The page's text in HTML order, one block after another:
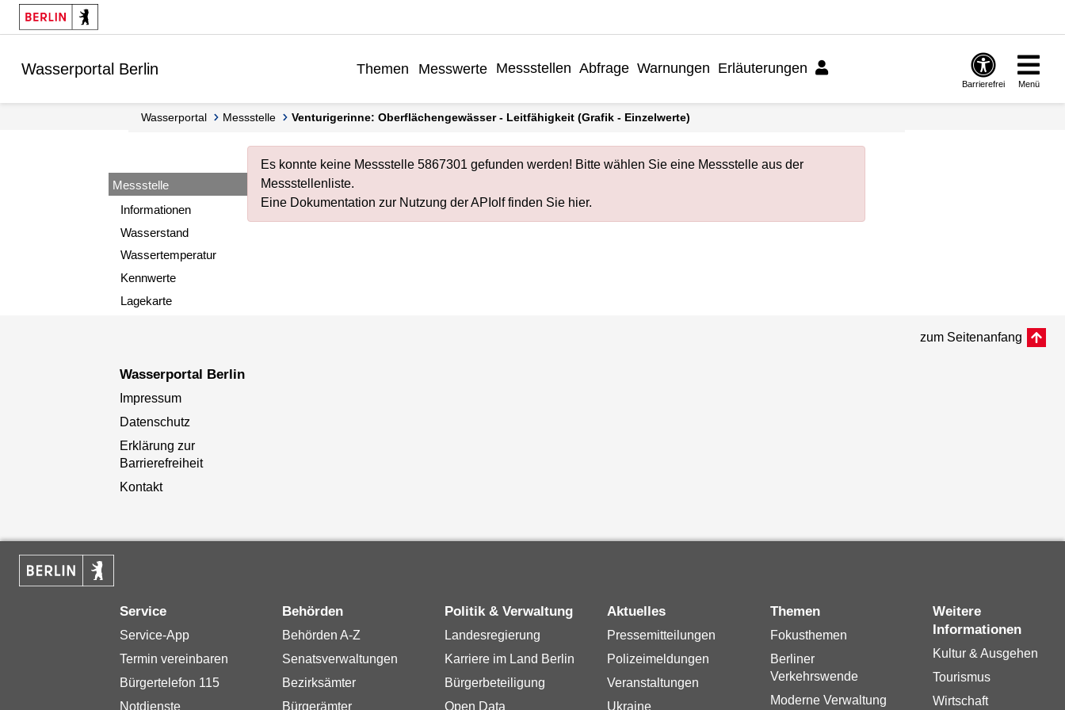
Springe zur Navigation
Springe zum Inhalt
Wasserportal Berlin Themen Messwerte Messstellen Abfrage Warnungen Erläuterungen
Barrierefrei Menü
Wasserportal Messstelle Venturigerinne: Oberflächengewässer - Leitfähigkeit (Grafik - Einzelwerte)
Messstelle
Informationen
Wasserstand
Wassertemperatur
Kennwerte
Lagekarte
Es konnte keine Messstelle 5867301 gefunden werden! Bitte wählen Sie eine Messstelle aus der
Messstellenliste.
Eine Dokumentation zur Nutzung der APIolf finden Sie hier.
zum Seitenanfang
Wasserportal Berlin
Impressum
Datenschutz
Erklärung zur
Barrierefreiheit
Kontakt
Service
Service-App
Termin vereinbaren
Bürgertelefon 115
Notdienste
Behörden
Behörden A-Z
Senatsverwaltungen
Bezirksämter
Bürgerämter
Politik & Verwaltung
Landesregierung
Karriere im Land Berlin
Bürgerbeteiligung
Open Data
Aktuelles
Pressemitteilungen
Polizeimeldungen
Veranstaltungen
Ukraine
Themen
Fokusthemen
Berliner
Verkehrswende
Moderne Verwaltung
Weitere
Informationen
Kultur & Ausgehen
Tourismus
Wirtschaft